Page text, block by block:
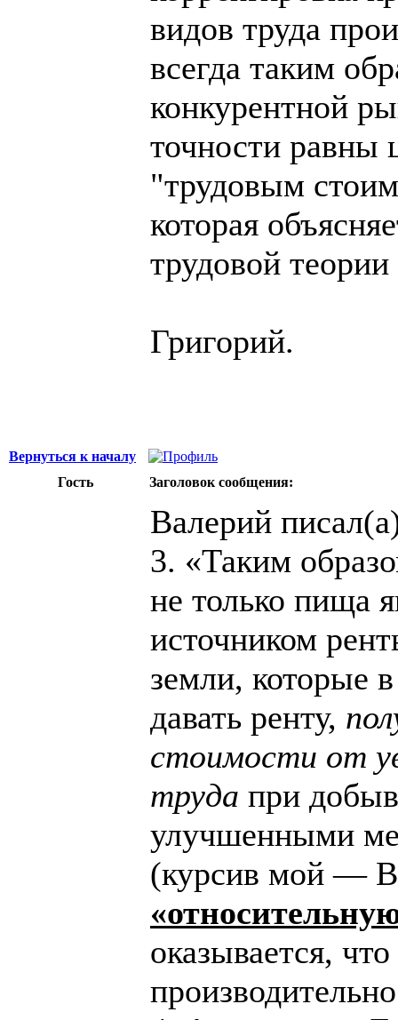
видов труда
всегда таким
конкурентной
точности равны
"трудовым
которая
трудовой
Григорий.
Вернуться к началу
Гость
Заголовок сообщения:
Валерий
3. «Таким
не только пища
источником
земли, которые
давать ренту,
стоимости от
труда при
улучшенными
(курсив мой —
оказывается,